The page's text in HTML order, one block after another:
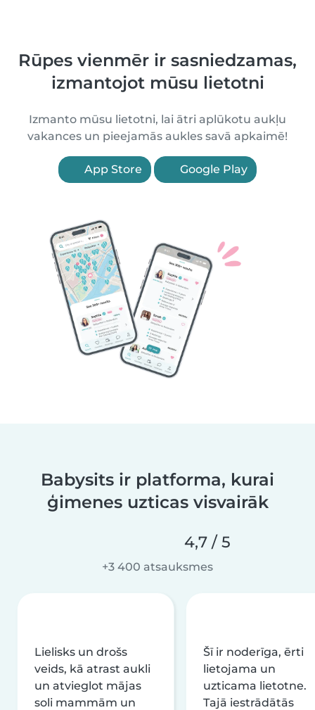
Rūpes vienmēr ir sasniedzamas,
izmantojot mūsu lietotni
Izmanto mūsu lietotni, lai ātri aplūkotu aukļu
vakances un pieejamās aukles savā apkaimē!
App Store Google Play
Babysits ir platforma, kurai
ģimenes uzticas visvairāk
4,7 / 5
+3 400 atsauksmes
Lielisks un drošs
veids, kā atrast aukli
un atvieglot mājas
soli mammām un
Šī ir noderīga, ērti
lietojama un
uzticama lietotne.
Tajā iestrādātās